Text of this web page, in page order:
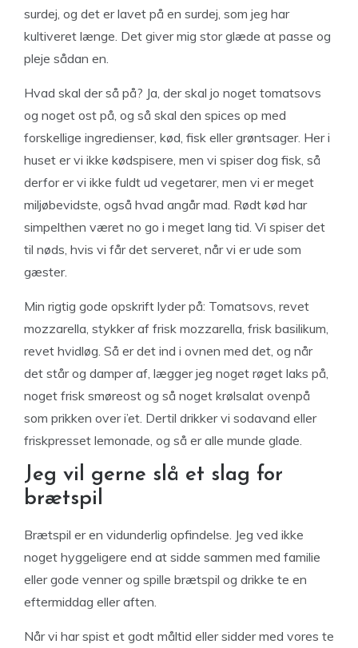
surdej, og det er lavet på en surdej, som jeg har
kultiveret længe. Det giver mig stor glæde at passe og
pleje sådan en.
Hvad skal der så på? Ja, der skal jo noget tomatsovs
og noget ost på, og så skal den spices op med
forskellige ingredienser, kød, fisk eller grøntsager. Her i
huset er vi ikke kødspisere, men vi spiser dog fisk, så
derfor er vi ikke fuldt ud vegetarer, men vi er meget
miljøbevidste, også hvad angår mad. Rødt kød har
simpelthen været no go i meget lang tid. Vi spiser det
til nøds, hvis vi får det serveret, når vi er ude som
gæster.
Min rigtig gode opskrift lyder på: Tomatsovs, revet
mozzarella, stykker af frisk mozzarella, frisk basilikum,
revet hvidløg. Så er det ind i ovnen med det, og når
det står og damper af, lægger jeg noget røget laks på,
noget frisk smøreost og så noget krølsalat ovenpå
som prikken over i’et. Dertil drikker vi sodavand eller
friskpresset lemonade, og så er alle munde glade.
Jeg vil gerne slå et slag for
brætspil
Brætspil er en vidunderlig opfindelse. Jeg ved ikke
noget hyggeligere end at sidde sammen med familie
eller gode venner og spille brætspil og drikke te en
eftermiddag eller aften.
Når vi har spist et godt måltid eller sidder med vores te